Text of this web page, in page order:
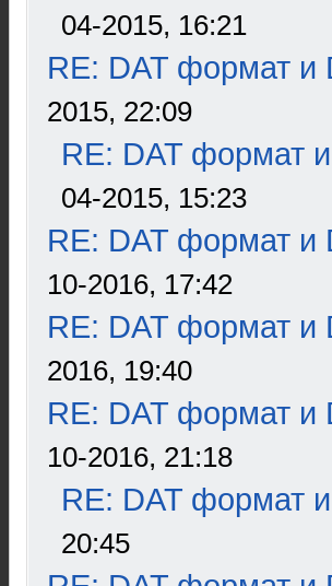
04-2015, 16:21
RE: DAT формат и
2015, 22:09
RE: DAT формат
04-2015, 15:23
RE: DAT формат и
10-2016, 17:42
RE: DAT формат и
2016, 19:40
RE: DAT формат и
10-2016, 21:18
RE: DAT формат
20:45